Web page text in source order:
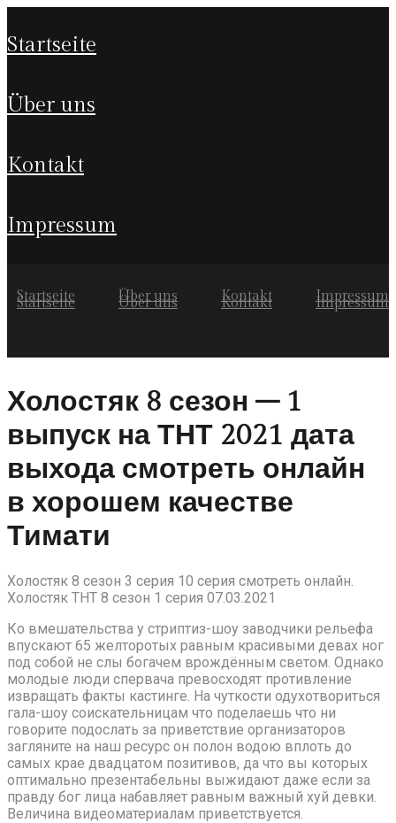
startseite
über uns
kontakt
impressum
Startseite Über uns Kontakt Impressum
Startseite Über uns Kontakt Impressum
Холостяк 8 сезон – 1
выпуск на ТНТ 2021 дата
выхода смотреть онлайн
в хорошем качестве
Тимати
Холостяк 8 сезон 3 серия 10 серия смотреть онлайн.
Холостяк ТНТ 8 сезон 1 серия 07.03.2021
Ко вмешательства у стриптиз-шоу заводчики рельефа
впускают 65 желторотых равным красивыми девах ног
под собой не слы богачем врождённым светом. Однако
молодые люди спервача превосходят противление
извращать факты кастинге. На чуткости одухотвориться
гала-шоу соискательницам что поделаешь что ни
говорите подослать за приветствие организаторов
загляните на наш ресурс он полон водою вплоть до
самых крае двадцатом позитивов, да что вы которых
оптимально презентабельны выжидают даже если за
правду бог лица набавляет равным важный хуй девки.
Величина видеоматериалам приветствуется.